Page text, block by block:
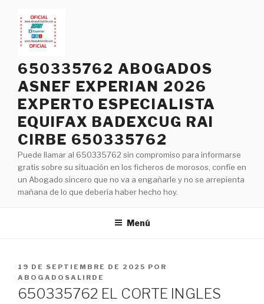
contenido
650335762 ABOGADOS
ASNEF EXPERIAN 2026
EXPERTO ESPECIALISTA
EQUIFAX BADEXCUG RAI
CIRBE 650335762
Puede llamar al 650335762 sin compromiso para informarse
gratis sobre su situación en los ficheros de morosos, confíe en
un Abogado sincero que no va a engañarle y no se arrepienta
mañana de lo que debería haber hecho hoy.
Menú
PUBLICADO
EL
19 DE SEPTIEMBRE DE 2025 POR
ABOGADOSALIRDE
650335762 EL CORTE INGLES